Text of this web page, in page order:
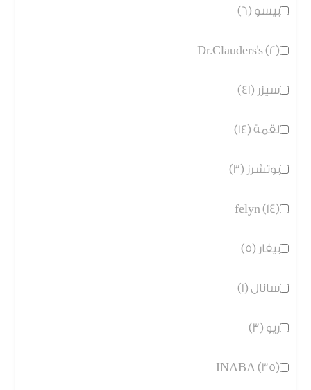
بيسو (6)
Dr.Clauders's (2)
سيزر (41)
لقمة (14)
بوتشرز (3)
felyn (14)
بيفار (5)
سانال (1)
ريو (3)
INABA (35)